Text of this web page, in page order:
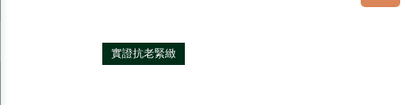
實證抗老緊緻